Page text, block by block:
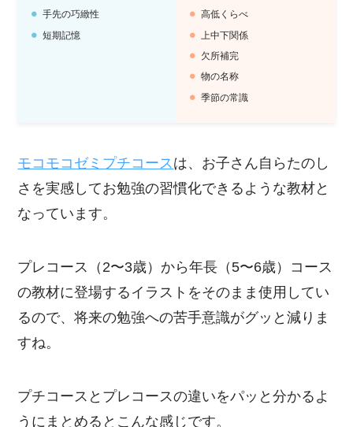
手先の巧緻性
短期記憶
高低くらべ
上中下関係
欠所補完
物の名称
季節の常識
モコモコゼミプチコースは、お子さん自らたのし
さを実感してお勉強の習慣化できるような教材と
なっています。
プレコース（2〜3歳）から年長（5〜6歳）コース
の教材に登場するイラストをそのまま使用してい
るので、将来の勉強への苦手意識がグッと減りま
すね。
プチコースとプレコースの違いをパッと分かるよ
うにまとめるとこんな感じです。